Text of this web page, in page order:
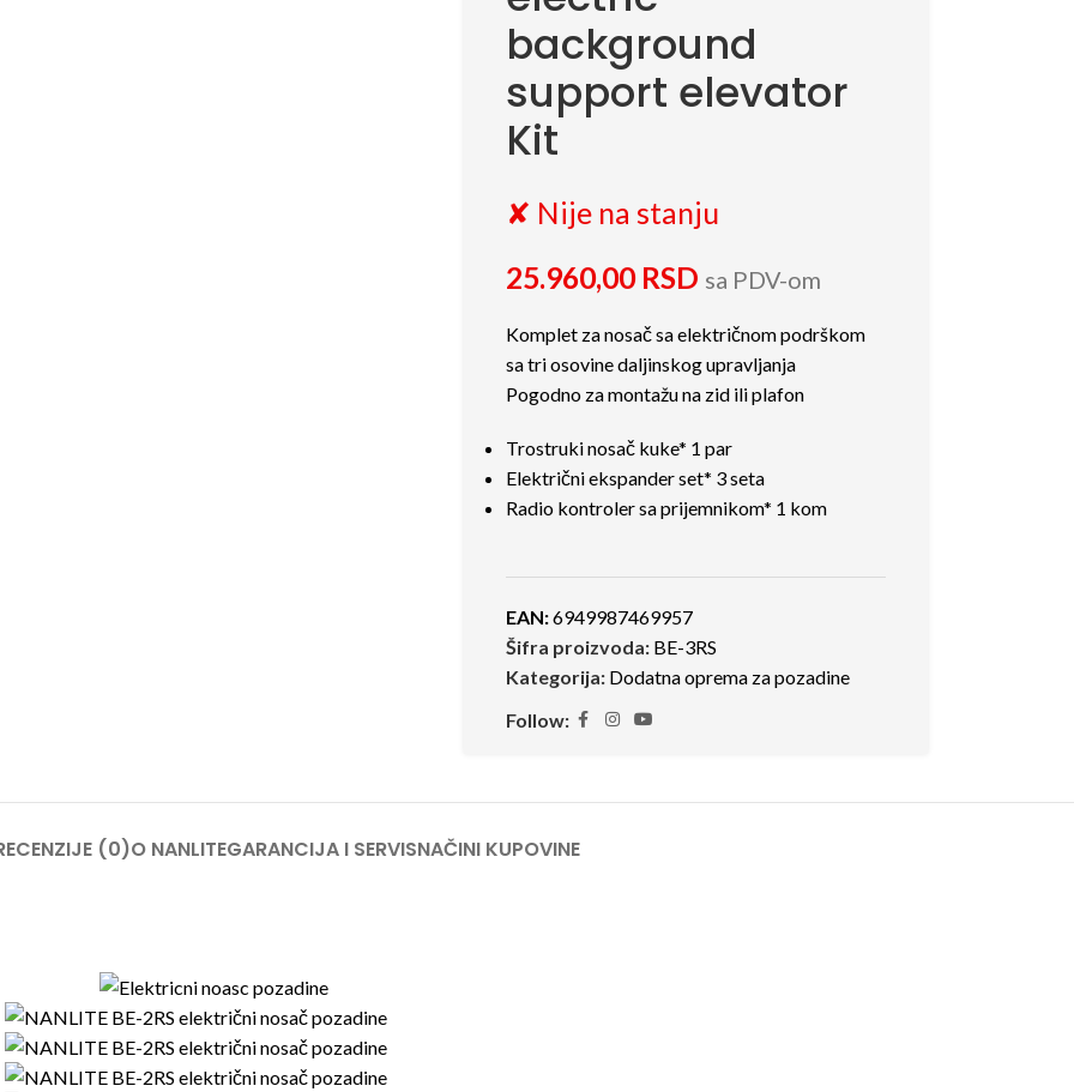
background
support elevator
Kit
✘ Nije na stanju
25.960,00 RSD sa PDV-om
Komplet za nosač sa električnom podrškom
sa tri osovine daljinskog upravljanja
Pogodno za montažu na zid ili plafon
Trostruki nosač kuke* 1 par
Električni ekspander set* 3 seta
Radio kontroler sa prijemnikom* 1 kom
EAN:6949987469957
Šifra proizvoda: BE-3RS
Kategorija: Dodatna oprema za pozadine
Follow:
(0)O NANLITEGARANCIJA I SERVISNAČINI KUPOVINE